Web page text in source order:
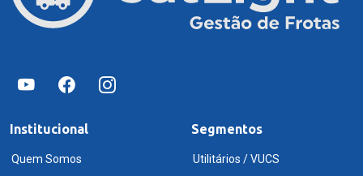
Institucional
Quem Somos
Segmentos
Utilitários / VUCS